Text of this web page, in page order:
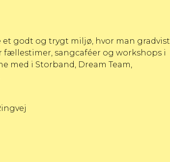
et godt og trygt miljø, hvor man gradvist
sangcaféer og workshops i
med i Storband, Dream Team,